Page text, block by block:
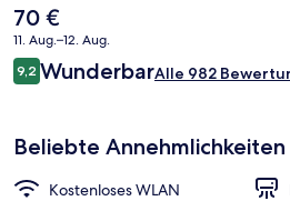
Verkehrsmittel sind nur einen kurzen
Station Ningyōchō sind es 3 Minuten
Nihonbashi 8 Minuten.
Der
aktuelle
Preis
beträgt
70 €
11. Aug.–12. Aug.
Bewertungen
9,29,2 von 10.
WunderbarAlle 982
Beliebte Annehmlichkeiten
Kostenloses WLAN